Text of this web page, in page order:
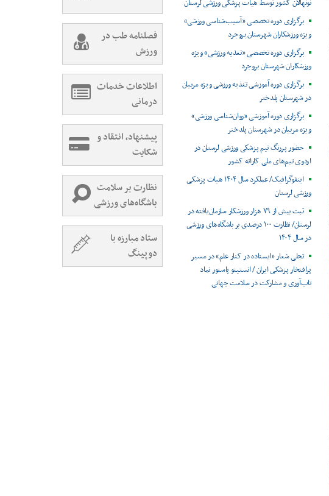
نونهالان کشور توسط هیأت پزشکی ورزشی لرستان
برگزاری دوره تخصصی «آسیب‌شناسی ورزشی»
ویژه ورزشکاران شهرستان بروجرد
برگزاری دوره تخصصی «تغذیه ورزشی» ویژه
ورزشکاران شهرستان بروجرد
برگزاری دوره آموزشی تغذیه ورزشی ویژه مربیان
در شهرستان پلدختر
برگزاری دوره آموزشی «روان‌شناسی ورزشی»
ویژه مربیان در شهرستان پلدختر
حضور پررنگ تیم پزشکی ورزشی لرستان در
اردوی تیم‌های ملی کاراته کشور
اینفوگرافیک/ عملکرد سال ۱۴۰۴ هیات پزشکی
ورزشی لرستان
ثبت بیش از ۷۹ هزار ورزشکار سازمان‌یافته در
لرستان/ نظارت ۱۰۰ درصدی بر باشگاه‌های ورزشی
در سال ۱۴۰۴
تجلی شعار «ایستاده در کنار علم» در مسیر
پرافتخار پزشکی ایران / انستیتو پاستور نماد
تاب‌آوری و مشارکت در سلامت جهانی
فصلنامه طب در
ورزش
اطلاعات خدمات
درمانی
پیشنهاد، انتقاد و
شکایت
نظارت بر سلامت
باشگاه‌های ورزشی
ستاد مبارزه با
دوپینگ